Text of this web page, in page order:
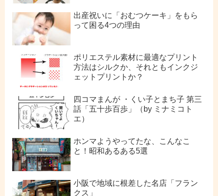
出産祝いに「おむつケーキ」をもら
って困る4つの理由
ポリエステル素材に最適なプリント
方法はシルクか、それともインクジ
ェットプリントか？
四コマまんが ・くい子とまち子 第三
話「五十歩百歩」（by ミナミコト
エ）
ホンマようやってたな、こんなこ
と！昭和あるある5選
小阪で地域に根差した名店「フラン
クス」